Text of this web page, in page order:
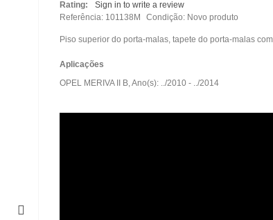
Rating:
Sign in to write a review
Referência: 101138M Condição: Novo produto
Piso superior do porta-malas, tapete do porta-malas
Aplicações
OPEL MERIVA II B, Ano(s): ../2010 - ../2014